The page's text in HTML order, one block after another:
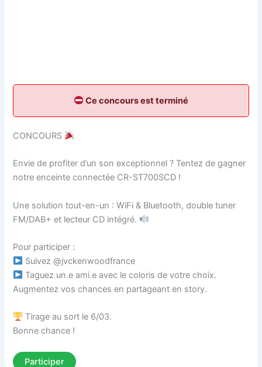
Ce concours est terminé
CONCOURS
Envie de profiter d’un son exceptionnel ? Tentez de gagner
notre enceinte connectée CR-ST700SCD !
Une solution tout-en-un : WiFi & Bluetooth, double tuner
FM/DAB+ et lecteur CD intégré.
Pour participer :
Suivez @jvckenwoodfrance
Taguez un.e ami.e avec le coloris de votre choix.
Augmentez vos chances en partageant en story.
Tirage au sort le 6/03.
Bonne chance !
Participer